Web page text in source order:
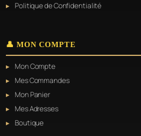
Politique de Confidentialité
👤 MON COMPTE
Mon Compte
Mes Commandes
Mon Panier
Mes Adresses
Boutique